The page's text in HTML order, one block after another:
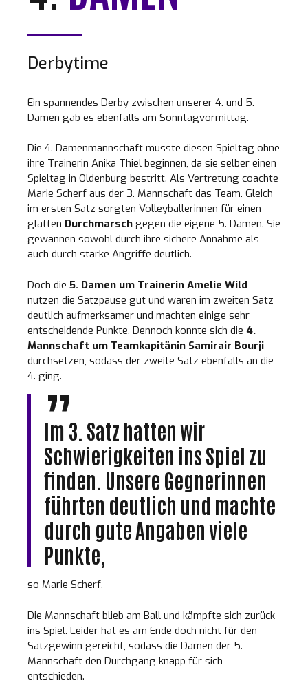
Derbytime
Ein spannendes Derby zwischen unserer 4. und 5.
Damen gab es ebenfalls am Sonntagvormittag.
Die 4. Damenmannschaft musste diesen Spieltag ohne
ihre Trainerin Anika Thiel beginnen, da sie selber einen
Spieltag in Oldenburg bestritt. Als Vertretung coachte
Marie Scherf aus der 3. Mannschaft das Team. Gleich
im ersten Satz sorgten Volleyballerinnen für einen
glatten Durchmarsch gegen die eigene 5. Damen. Sie
gewannen sowohl durch ihre sichere Annahme als
auch durch starke Angriffe deutlich.
Doch die 5. Damen um Trainerin Amelie Wild
nutzen die Satzpause gut und waren im zweiten Satz
deutlich aufmerksamer und machten einige sehr
entscheidende Punkte. Dennoch konnte sich die 4.
Mannschaft um Teamkapitänin Samirair Bourji
durchsetzen, sodass der zweite Satz ebenfalls an die
4. ging.
Im 3. Satz hatten wir
Schwierigkeiten ins Spiel zu
finden. Unsere Gegnerinnen
führten deutlich und machte
durch gute Angaben viele
Punkte,
so Marie Scherf.
Die Mannschaft blieb am Ball und kämpfte sich zurück
ins Spiel. Leider hat es am Ende doch nicht für den
Satzgewinn gereicht, sodass die Damen der 5.
Mannschaft den Durchgang knapp für sich
entschieden.